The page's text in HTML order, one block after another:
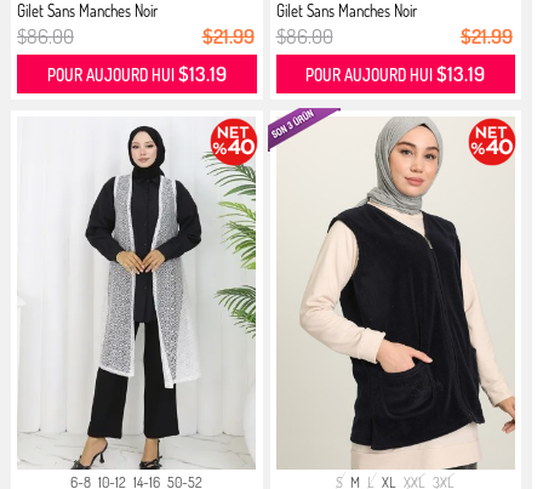
Gilet Sans Manches Noir
$86.00 $21.99
POUR AUJOURD HUI $13.19
Gilet Sans Manches Noir
$86.00 $21.99
POUR AUJOURD HUI$13.19
6-8 10-12 14-16 50-52 S M L XL XXL 3XL